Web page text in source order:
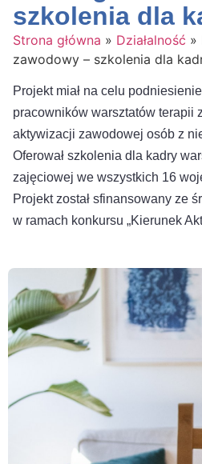
szkolenia dla
Strona główna » Działalność »
zawodowy – szkolenia dla
Projekt miał na celu
pracowników warsztatów
aktywizacji zawodowej osób z
Oferował szkolenia dla kadry
zajęciowej we wszystkich 16
Projekt został sfinansowany ze
w ramach konkursu „Kierunek